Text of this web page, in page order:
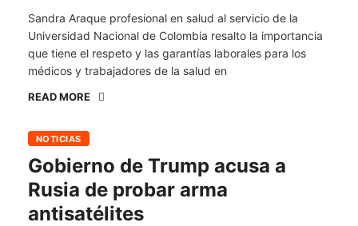
Sandra Araque profesional en salud al servicio de la
Universidad Nacional de Colombia resalto la importancia
que tiene el respeto y las garantías laborales para los
médicos y trabajadores de la salud en
READ MORE
NOTICIAS
Gobierno de Trump acusa a
Rusia de probar arma
antisatélites